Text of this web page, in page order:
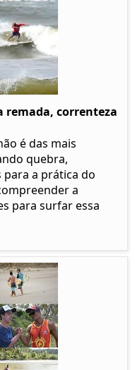
remada, correnteza
é das mais
quebra,
a prática do
a
para surfar essa